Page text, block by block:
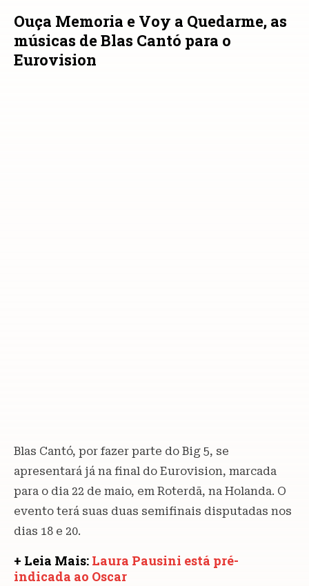
Ouça Memoria e Voy a Quedarme, as
músicas de Blas Cantó para o
Eurovision
Blas Cantó, por fazer parte do Big 5, se
apresentará já na final do Eurovision, marcada
para o dia 22 de maio, em Roterdã, na Holanda. O
evento terá suas duas semifinais disputadas nos
dias 18 e 20.
+ Leia Mais: Laura Pausini está pré-
indicada ao Oscar